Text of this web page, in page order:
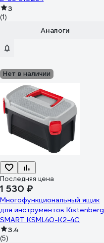
3
(1)
Аналоги
Нет в наличии
Последняя цена
1 530 ₽
Многофункциональный ящик
для инструментов Kistenberg
SMART KSML40-K2-4C
3.4
(5)